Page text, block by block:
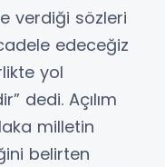
verdiği sözleri
edeceğiz
yol
dedi. Açılım
milletin
belirten